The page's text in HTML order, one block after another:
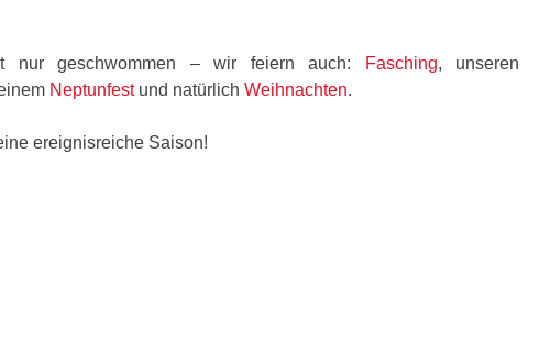
nur geschwommen – wir feiern auch: Fasching, unseren
Neptunfestund natürlich Weihnachten.
ereignisreiche Saison!